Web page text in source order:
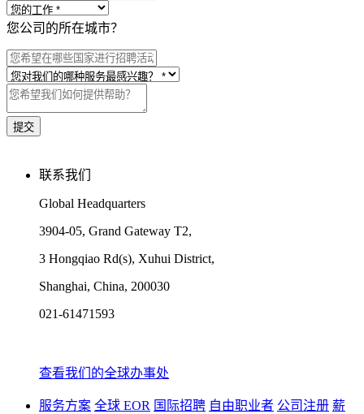
您公司的所在城市？
联系我们
Global Headquarters
3904-05, Grand Gateway T2,
3 Hongqiao Rd(s), Xuhui District,
Shanghai, China, 200030
021-61471593
查看我们的全球办事处
服务方案 全球 EOR 国际招聘 自由职业者 公司注册 薪